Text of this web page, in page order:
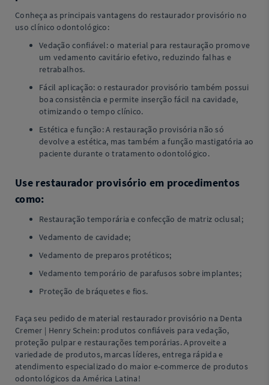
Conheça as principais vantagens do restaurador provisório no
uso clínico odontológico:
Vedação confiável: o material para restauração promove
um vedamento cavitário efetivo, reduzindo falhas e
retrabalhos.
Fácil aplicação: o restaurador provisório também possui
boa consistência e permite inserção fácil na cavidade,
otimizando o tempo clínico.
Estética e função: A restauração provisória não só
devolve a estética, mas também a função mastigatória ao
paciente durante o tratamento odontológico.
Use restaurador provisório em procedimentos
como:
Restauração temporária e confecção de matriz oclusal;
Vedamento de cavidade;
Vedamento de preparos protéticos;
Vedamento temporário de parafusos sobre implantes;
Proteção de bráquetes e fios.
Faça seu pedido de material restaurador provisório na Denta
Cremer | Henry Schein: produtos confiáveis para vedação,
proteção pulpar e restaurações temporárias. Aproveite a
variedade de produtos, marcas líderes, entrega rápida e
atendimento especializado do maior e-commerce de produtos
odontológicos da América Latina!